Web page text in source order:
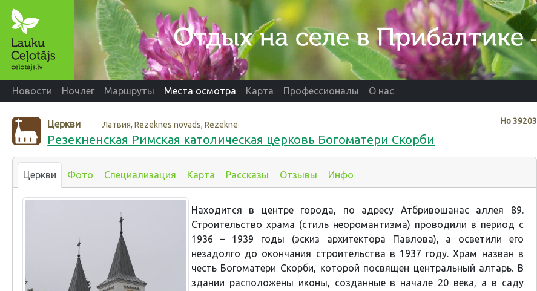
Новости Ночлег Маршруты Места осмотра Карта Профессионалы О нас
Нo39203
Церкви Латвия, Rēzeknes novads, Rēzekne
Резекненская Римская католическая церковь Богоматери Скорби
Церкви Фото Специализация Карта Рассказы Отзывы Инфо
Находится в центре города, по адресу Атбривошанас аллея 89.
Строительство храма (стиль неоромантизма) проводили в период с
1936 – 1939 годы (эскиз архитектора Павлова), а осветили его
незадолго до окончания строительства в 1937 году. Храм назван в
честь Богоматери Скорби, которой посвящен центральный алтарь. В
здании расположены иконы, созданные в начале 20 века, а в саду